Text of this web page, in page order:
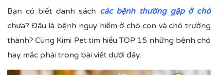
Bạn có biết danh sáchcác bệnh thường gặp ở chó
chưa? Đâu là bệnh nguy hiểm ở chó con và chó trưởng
thành? Cùng Kimi Pet tìm hiểu TOP 15 những bệnh chó
hay mắc phải trong bài viết dưới đây.